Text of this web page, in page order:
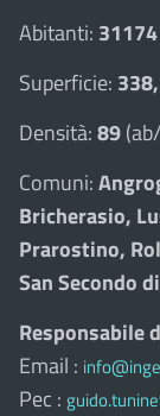
Abitanti:
Superficie:
Densità:89
Comuni:
Bricherasio,
Prarostino,
San Secondo
Responsabile
Email :
Pec :